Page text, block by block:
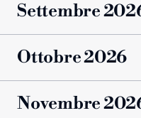
Settembre
Ottobre 2026
Novembre